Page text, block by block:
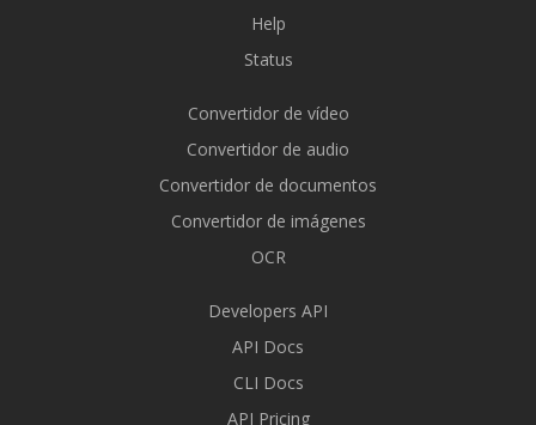
Help
Status
Convertidor de vídeo
Convertidor de audio
Convertidor de documentos
Convertidor de imágenes
OCR
Developers API
API Docs
CLI Docs
API Pricing